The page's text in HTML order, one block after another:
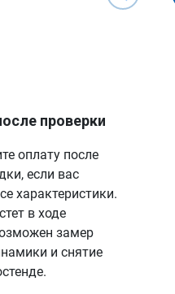
проверки
оплату после
если вас
характеристики.
в ходе
замер
и снятие